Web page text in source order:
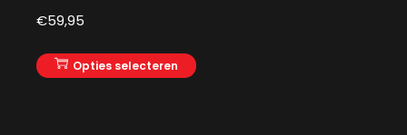
€59,95
Opties selecteren